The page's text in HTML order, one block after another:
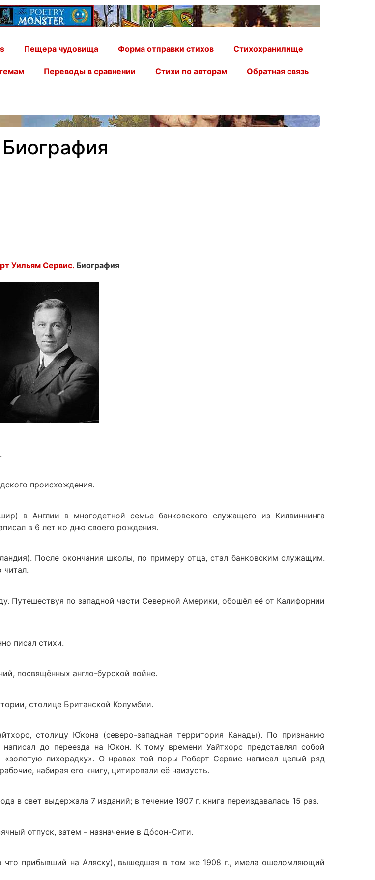
Пещера чудовища Форма отправки стихов Стихохранилище
Переводы в сравнении Стихи по авторам Обратная связь
Уильям Сервис.Биография
происхождения.
в Англии в многодетной семье банковского служащего из Килвиннинга
в 6 лет ко дню своего рождения.
После окончания школы, по примеру отца, стал банковским служащим.
читал.
Путешествуя по западной части Северной Америки, обошёл её от Калифорнии
писал стихи.
посвящённых англо-бурской войне.
столице Британской Колумбии.
столицу Ю́кона (северо-западная территория Канады). По признанию
до переезда на Юкон. К тому времени Уайтхорс представлял собой
лихорадку». О нравах той поры Роберт Сервис написал целый ряд
набирая его книгу, цитировали её наизусть.
в свет выдержала 7 изданий; в течение 1907 г. книга переиздавалась 15 раз.
отпуск, затем – назначение в Дóсон-Сити.
что прибывший на Аляску), вышедшая в том же 1908 г., имела ошеломляющий